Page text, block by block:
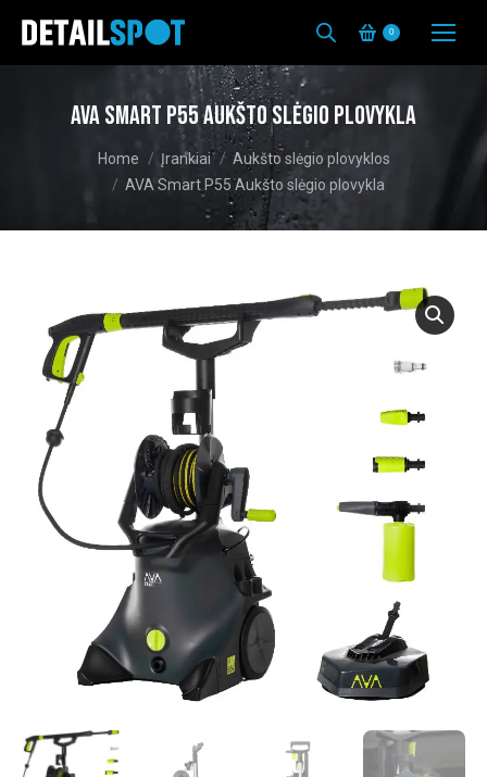
0
AVA Smart P55 Aukšto slėgio plovykla
You are here:Home Įrankiai
Aukšto slėgio plovyklos
AVA Smart P55 Aukšto slėgio plovykla